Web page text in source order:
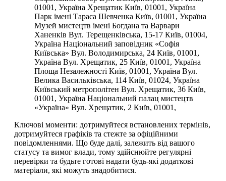
01001, Україна Хрещатик Київ, 01001, Україна
Парк імені Тараса Шевченка Київ, 01001, Україна
Музей мистецтв імені Богдана та Варвари
Ханенків Вул. Терещенківська, 15-17 Київ, 01004,
Україна Національний заповідник «Софія
Київська» Вул. Володимирська, 24 Київ, 01001,
Україна Вул. Хрещатик, 25 Київ, 01001, Україна
Площа Незалежності Київ, 01001, Україна Вул.
Велика Васильківська, 114 Київ, 01024, Україна
Київський метрополітен Вул. Хрещатик, 36 Київ,
01001, Україна Національний палац мистецтв
«Україна» Вул. Хрещатик, 2 Київ, 01001,
Ключові моменти: дотримуйтеся встановлених термінів,
дотримуйтеся графіків та стежте за офіційними
повідомленнями. Що буде далі, залежить від вашого
статусу та вимог влади, тому здійснюйте регулярні
перевірки та будьте готові надати будь-які додаткові
матеріали, які можуть знадобитися.